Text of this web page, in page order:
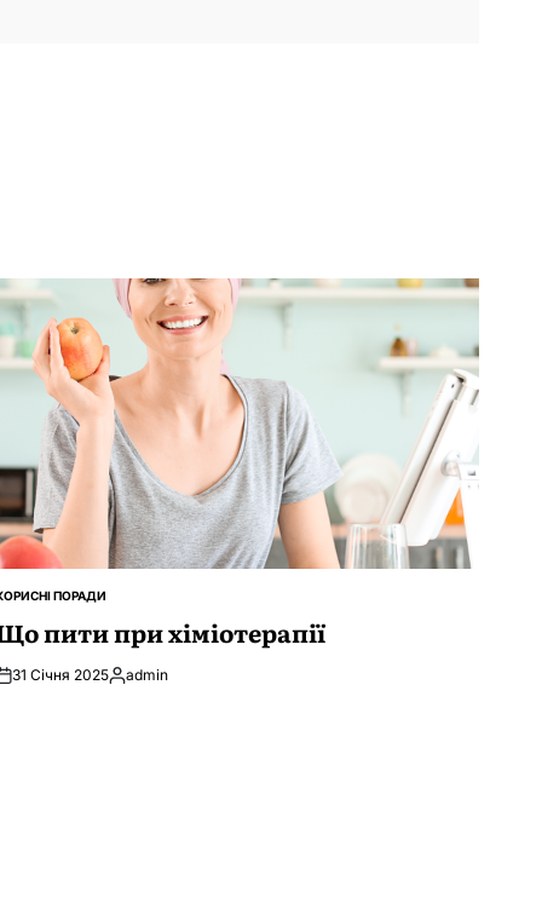
ПОРАДИ
пити при хіміотерапії
31 Січня 2025Опубліковано
admin